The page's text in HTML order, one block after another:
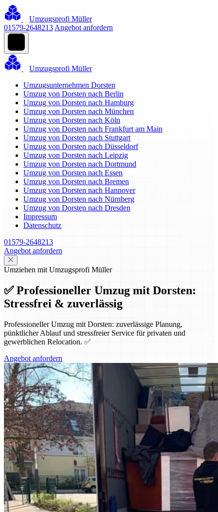
Umzugsprofi Müller
01579-2648213 Angebot anfordern
Umzugsprofi Müller
Umzugsunternehmen Dorsten
Umzug von Dorsten nach Berlin
Umzug von Dorsten nach Hamburg
Umzug von Dorsten nach München
Umzug von Dorsten nach Köln
Umzug von Dorsten nach Frankfurt am Main
Umzug von Dorsten nach Stuttgart
Umzug von Dorsten nach Düsseldorf
Umzug von Dorsten nach Leipzig
Umzug von Dorsten nach Dortmund
Umzug von Dorsten nach Essen
Umzug von Dorsten nach Bremen
Umzug von Dorsten nach Hannover
Umzug von Dorsten nach Nürnberg
Umzug von Dorsten nach Dresden
Impressum
Datenschutz
01579-2648213
Angebot anfordern
Umziehen mit Umzugsprofi Müller
✅ Professioneller Umzug mit Dorsten:
Stressfrei & zuverlässig
Professioneller Umzug mit Dorsten: zuverlässige Planung,
pünktlicher Ablauf und stressfreier Service für privaten und
gewerblichen Relocation. ✅
Angebot anfordern